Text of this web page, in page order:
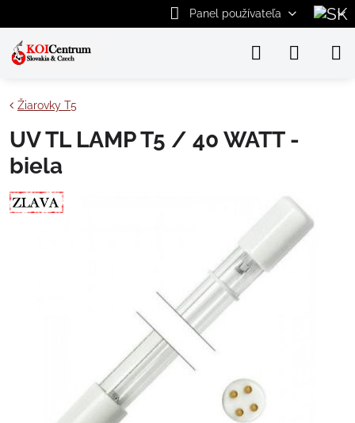
Panel používateľa
Žiarovky T5
UV TL LAMP T5 / 40 WATT -
biela